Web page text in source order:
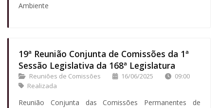
Ambiente
19ª Reunião Conjunta de Comissões da 1ª
Sessão Legislativa da 168ª Legislatura
Reuniões de Comissões 16/06/2025
09:00
Realizada
Reunião Conjunta das Comissões Permanentes de